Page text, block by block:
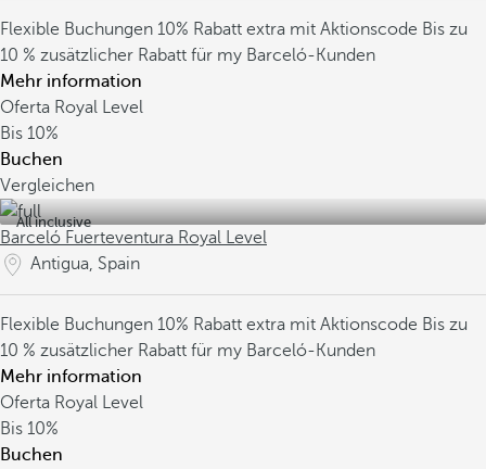
Flexible Buchungen 10% Rabatt extra mit Aktionscode Bis zu
10 % zusätzlicher Rabatt für my Barceló-Kunden
Mehr information
Oferta Royal Level
Bis 10%
Buchen
Vergleichen
All inclusive
Barceló Fuerteventura Royal Level
Antigua, Spain
Flexible Buchungen 10% Rabatt extra mit Aktionscode Bis zu
10 % zusätzlicher Rabatt für my Barceló-Kunden
Mehr information
Oferta Royal Level
Bis 10%
Buchen